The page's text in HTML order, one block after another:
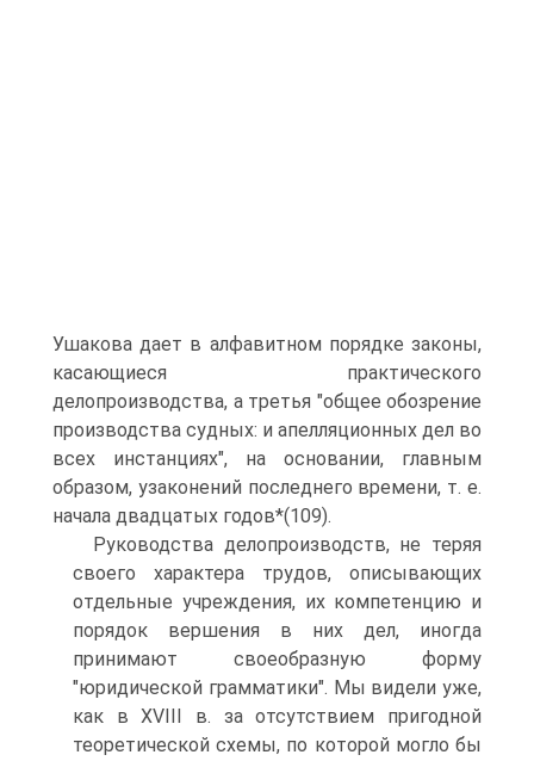
Ушакова дает в алфавитном порядке законы,
касающиеся практического
делопроизводства, а третья "общее обозрение
производства судных: и апелляционных дел во
всех инстанциях", на основании, главным
образом, узаконений последнего времени, т. е.
начала двадцатых годов*(109).
Руководства делопроизводств, не теряя
своего характера трудов, описывающих
отдельные учреждения, их компетенцию и
порядок вершения в них дел, иногда
принимают своеобразную форму
"юридической грамматики". Мы видели уже,
как в XVIII в. за отсутствием пригодной
теоретической схемы, по которой могло бы